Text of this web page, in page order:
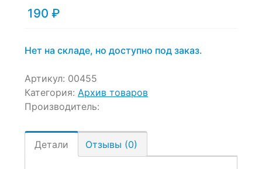
190 ₽
Нет на складе, но доступно под заказ.
Артикул: 00455
Категория: Архив товаров
Производитель:
Детали Отзывы (0)